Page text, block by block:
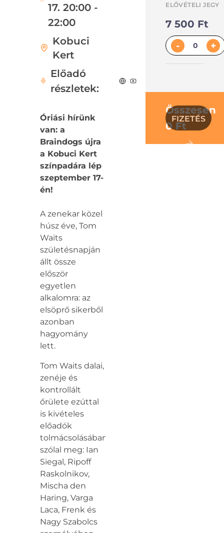
17. 20:00 -
22:00
Kobuci
Kert
Előadó
részletek:
ELŐVÉTELI JEGY
7 500 Ft
- +
Összesen
0 Ft
FIZETÉS
Óriási hírünk
van: a
Braindogs újra
a Kobuci Kert
színpadára lép
szeptember 17-
én!
A zenekar közel
húsz éve, Tom
Waits
születésnapján
állt össze
először
egyetlen
alkalomra: az
elsöprő sikerből
azonban
hagyomány
lett.
Tom Waits dalai,
zenéje és
kontrollált
őrülete ezúttal
is kivételes
előadók
tolmácsolásában
szólal meg: Ian
Siegal, Ripoff
Raskolnikov,
Mischa den
Haring, Varga
Laca, Frenk és
Nagy Szabolcs